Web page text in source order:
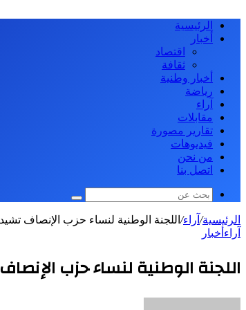
الرئيسية
أخبار
اقتصاد
ثقافة
أخبار وطنية
رياضة
آراء
مقابلات
تقارير مصورة
فيديوهات
من نحن
اتصل بنا
بحث
الرئيسية/ آراء/ اللجنة الوطنية لنساء حزب الإنصاف
آراء أخبار
اللجنة الوطنية لنساء حزب